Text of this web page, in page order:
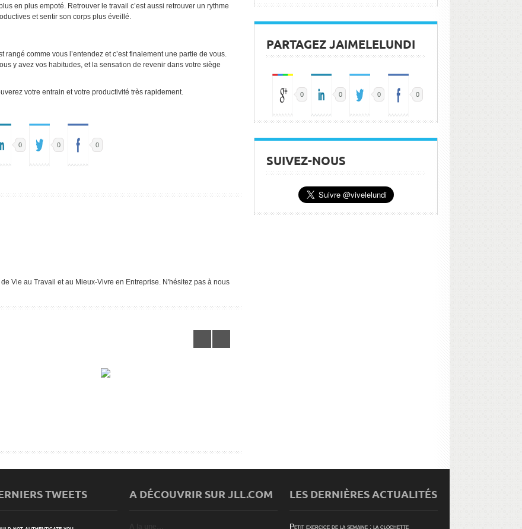
en plus empoté. Retrouver le travail c’est aussi retrouver un rythme
et sentir son corps plus éveillé.
rangé comme vous l’entendez et c’est finalement une partie de vous.
y avez vos habitudes, et la sensation de revenir dans votre siège
votre entrain et votre productivité très rapidement.
0 0 0
Vie au Travail et au Mieux-Vivre en Entreprise. N'hésitez pas à nous
PARTAGEZ JAIMELELUNDI
0 0 0 0
SUIVEZ-NOUS
TWEETS A DÉCOUVRIR SUR JLL.COM LES DERNIÈRES ACTUALITÉS
Petit exercice de la semaine : la clochette